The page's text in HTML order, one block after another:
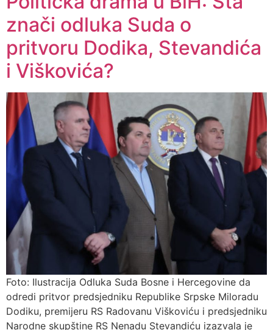
znači odluka Suda o
pritvoru Dodika, Stevandića
i Viškovića?
Foto: Ilustracija Odluka Suda Bosne i Hercegovine da
odredi pritvor predsjedniku Republike Srpske Miloradu
Dodiku, premijeru RS Radovanu Viškoviću i predsjedniku
Narodne skupštine RS Nenadu Stevandiću izazvala je